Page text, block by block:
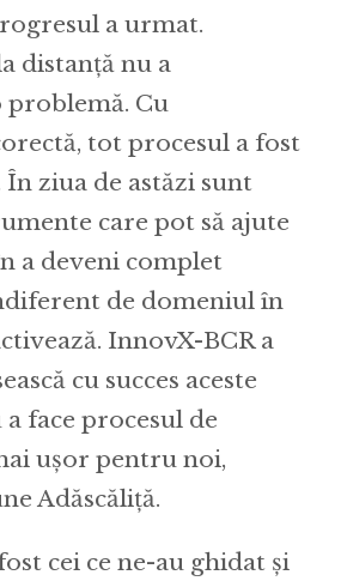
a urmat.
distanță nu a
Cu
tot procesul a fost
ziua de astăzi sunt
care pot să ajute
a deveni complet
de domeniul în
InnovX-BCR a
cu succes aceste
face procesul de
ușor pentru noi,
Adăscăliță.
cei ce ne-au ghidat și